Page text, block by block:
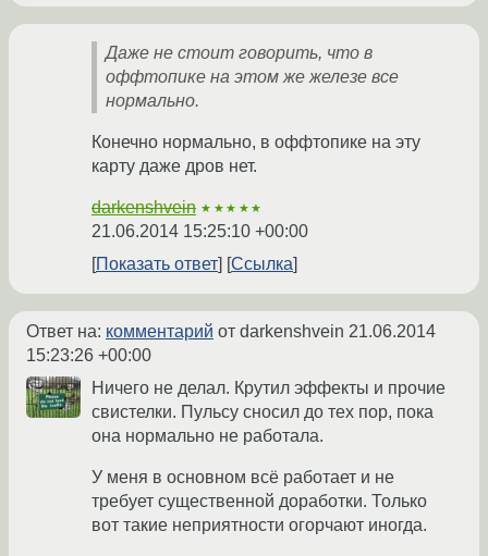
Даже не стоит говорить, что в
оффтопике на этом же железе все
нормально.
Конечно нормально, в оффтопике на эту
карту даже дров нет.
darkenshvein ★★★★★
21.06.2014 15:25:10 +00:00
Показать ответ
Ссылка
Ответ на: комментарий от darkenshvein 21.06.2014
15:23:26 +00:00
Ничего не делал. Крутил эффекты и прочие
свистелки. Пульсу сносил до тех пор, пока
она нормально не работала.
У меня в основном всё работает и не
требует существенной доработки. Только
вот такие неприятности огорчают иногда.